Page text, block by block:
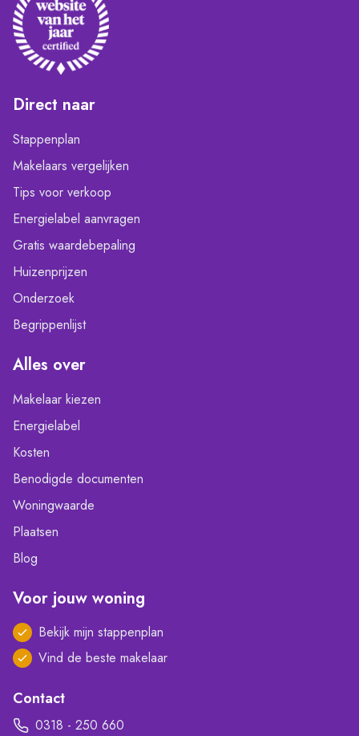
Direct naar
Stappenplan
Makelaars vergelijken
Tips voor verkoop
Energielabel aanvragen
Gratis waardebepaling
Huizenprijzen
Onderzoek
Begrippenlijst
Alles over
Makelaar kiezen
Energielabel
Kosten
Benodigde documenten
Woningwaarde
Plaatsen
Blog
Voor jouw woning
Bekijk mijn stappenplan
Vind de beste makelaar
Contact
0318 - 250 660